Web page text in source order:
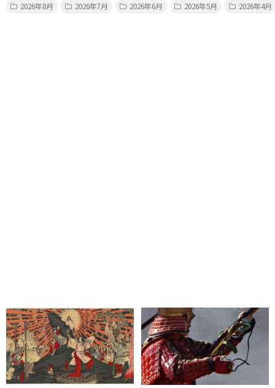
2026年8月
2026年7月 2026年6月 2026年5月 2026年4月